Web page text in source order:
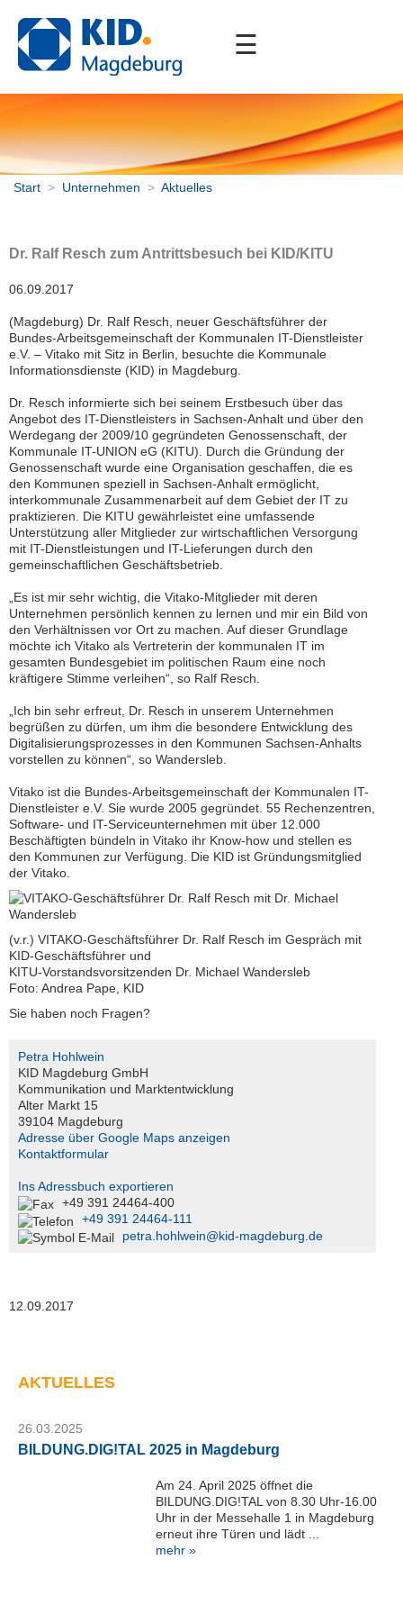
Start
Unternehmen
Aktuelles
Stellenangebote
Partner
Portfolio
Downloads
Kontakt
Kundenzeitschrift
SERVER
Support
Interner
Bereich
S
r
v
i
c
e
e
s
k
K
D
M
a
g
d
e
b
r
g
G
b
Telefon:
+49
391
24464-
444
servicedesk@kid-
Serviceportal
☰
Start > Unternehmen > Aktuelles
Dr. Ralf Resch zum Antrittsbesuch bei KID/KITU
06.09.2017
(Magdeburg) Dr. Ralf Resch, neuer Geschäftsführer der
Bundes-Arbeitsgemeinschaft der Kommunalen IT-Dienstleister
e.V. – Vitako mit Sitz in Berlin, besuchte die Kommunale
Informationsdienste (KID) in Magdeburg.
Dr. Resch informierte sich bei seinem Erstbesuch über das
Angebot des IT-Dienstleisters in Sachsen-Anhalt und über den
Werdegang der 2009/10 gegründeten Genossenschaft, der
Kommunale IT-UNION eG (KITU). Durch die Gründung der
Genossenschaft wurde eine Organisation geschaffen, die es
den Kommunen speziell in Sachsen-Anhalt ermöglicht,
interkommunale Zusammenarbeit auf dem Gebiet der IT zu
praktizieren. Die KITU gewährleistet eine umfassende
Unterstützung aller Mitglieder zur wirtschaftlichen Versorgung
mit IT-Dienstleistungen und IT-Lieferungen durch den
gemeinschaftlichen Geschäftsbetrieb.
„Es ist mir sehr wichtig, die Vitako-Mitglieder mit deren
Unternehmen persönlich kennen zu lernen und mir ein Bild von
den Verhältnissen vor Ort zu machen. Auf dieser Grundlage
möchte ich Vitako als Vertreterin der kommunalen IT im
gesamten Bundesgebiet im politischen Raum eine noch
kräftigere Stimme verleihen“, so Ralf Resch.
„Ich bin sehr erfreut, Dr. Resch in unserem Unternehmen
begrüßen zu dürfen, um ihm die besondere Entwicklung des
Digitalisierungsprozesses in den Kommunen Sachsen-Anhalts
vorstellen zu können“, so Wandersleb.
Vitako ist die Bundes-Arbeitsgemeinschaft der Kommunalen IT-
Dienstleister e.V. Sie wurde 2005 gegründet. 55 Rechenzentren,
Software- und IT-Serviceunternehmen mit über 12.000
Beschäftigten bündeln in Vitako ihr Know-how und stellen es
den Kommunen zur Verfügung. Die KID ist Gründungsmitglied
der Vitako.
(v.r.) VITAKO-Geschäftsführer Dr. Ralf Resch im Gespräch mit
KID-Geschäftsführer und
KITU-Vorstandsvorsitzenden Dr. Michael Wandersleb
Foto: Andrea Pape, KID
Sie haben noch Fragen?
Petra Hohlwein
KID Magdeburg GmbH
Kommunikation und Marktentwicklung
Alter Markt 15
39104 Magdeburg
Adresse über Google Maps anzeigen
Kontaktformular
Ins Adressbuch exportieren
+49 391 24464-400
+49 391 24464-111
petra.hohlwein@kid-magdeburg.de
12.09.2017
AKTUELLES
26.03.2025
BILDUNG.DIG!TAL 2025 in Magdeburg
Am 24. April 2025 öffnet die
BILDUNG.DIG!TAL von 8.30 Uhr-16.00
Uhr in der Messehalle 1 in Magdeburg
erneut ihre Türen und lädt ...
mehr »